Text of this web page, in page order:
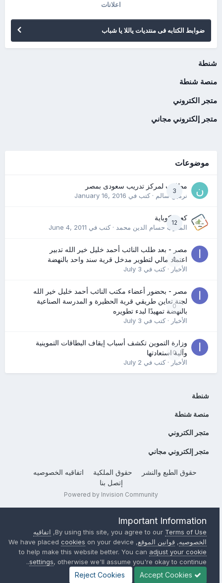
اعلانات
ضوابط الكتابه فى منتديات ياللا يا شباب
شنطة
منصة شنطة
متجر الكتروني
متجر إلكتروني مجاني
موضوعات
3
مطلوب لمركز تدريب سعودى بمصر
نرمين سالم· كتب في January 16, 2016
12
كعب كوباية
المدرب حسام الدين محمد· كتب في June 4, 2011
0
مصر - بعد طلب النائب أحمد خليل خير الله تدبير
اعتماد مالي لتطوير مدخل قرية سند واحد بالنهضة
الأخبار· كتب في July 3
0
مصر - بحضور أعضاء مكتب النائب أحمد خليل خير الله
لجنة تعاين طريقي قرية الحظيرة و المدرسة الصناعية
بالنهضة تمهيدًا لبدء تطويره
الأخبار· كتب في July 3
0
وزارة التموين تكشف أسباب إيقاف البطاقات التموينية
وآلية استعادتها
الأخبار· كتب في July 2
شنطة
منصة شنطة
متجر الكتروني
متجر إلكتروني مجاني
حقوق الطبع والنشر حقوق الملكية
اتفاقيه الخصوصيه
إتصل بنا
Powered by Invision Community
Important Information
By using this site, you agree to ourTerms of Use
, اتفاقيه
الخصوصيه, قوانين الموقع, We have placed
cookies on your device
to help make this website better. You canadjust your cookie
settings , otherwise we'll assume you're okay to continue..
Accept Cookies